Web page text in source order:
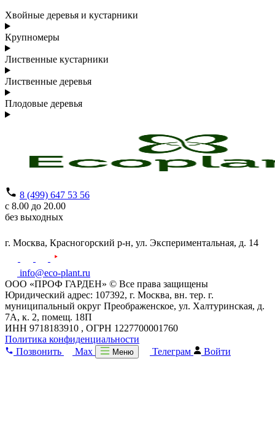
Хвойные деревья и кустарники
Крупномеры
Лиственные кустарники
Лиственные деревья
Плодовые деревья
8 (499) 647 53 56
с 8.00 до 20.00
без выходных
г. Москва, Красногорский р-н, ул. Экспериментальная, д. 14
info@eco-plant.ru
ООО «ПРОФ ГАРДЕН» © Все права защищены
Юридический адрес: 107392, г. Москва, вн. тер. г.
муниципальный округ Преображенское, ул. Халтуринская, д.
7А, к. 2, помещ. 18П
ИНН 9718183910 , ОГРН 1227700001760
Политика конфиденциальности
Позвонить
Max Меню Телеграм Войти